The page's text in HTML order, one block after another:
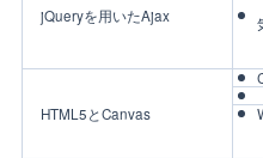
jQueryを用いたAjax
HTML5とCanvas